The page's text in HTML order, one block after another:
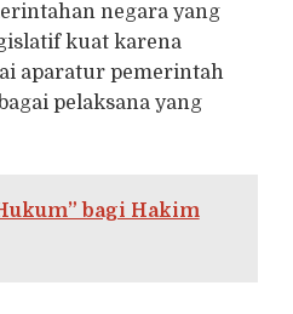
negara yang
kuat karena
aparatur pemerintah
pelaksana yang
bagi Hakim